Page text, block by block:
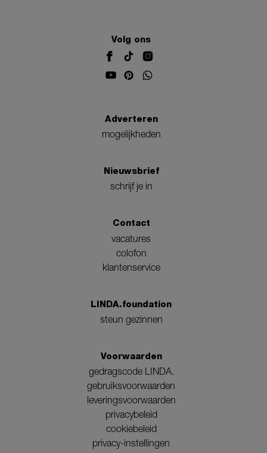
Volg ons
Adverteren
mogelijkheden
Nieuwsbrief
schrijf je in
Contact
vacatures
colofon
klantenservice
LINDA.foundation
steun gezinnen
Voorwaarden
gedragscode LINDA.
gebruiksvoorwaarden
leveringsvoorwaarden
privacybeleid
cookiebeleid
privacy-instellingen